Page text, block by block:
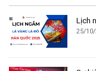
Lịch
25/